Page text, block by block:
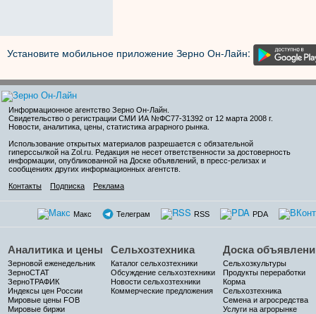
Установите мобильное приложение Зерно Он-Лайн:
Информационное агентство Зерно Он-Лайн
Свидетельство о регистрации СМИ ИА №ФС77-31392 от 12 марта 2008 г.
Новости, аналитика, цены, статистика аграрного рынка.
Использование открытых материалов разрешается с обязательной
гиперссылкой на Zol.ru. Редакция не несет ответственности за достоверность
информации, опубликованной на Доске объявлений, в пресс-релизах и
сообщениях других информационных агентств.
Контакты
Подписка Реклама
Макс Телеграм RSS PDA
Аналитика и цены
Зерновой еженедельник
ЗерноСТАТ
ЗерноТРАФИК
Индексы цен России
Мировые цены FOB
Мировые биржи
Сельхозтехника
Каталог сельхозтехники
Обсуждение сельхозтехники
Новости сельхозтехники
Коммерческие предложения
Доска
Сельхозкультуры
Продукты переработки
Корма
Сельхозтехника
Семена и агросредства
Услуги на агрорынке